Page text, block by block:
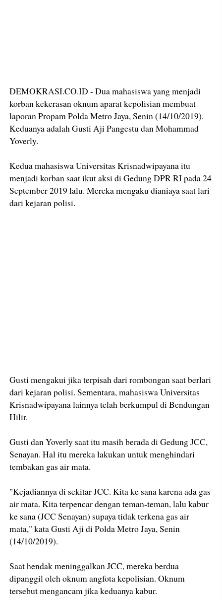
DEMOKRASI.CO.ID - Dua mahasiswa yang menjadi
korban kekerasan oknum aparat kepolisian membuat
laporan Propam Polda Metro Jaya, Senin (14/10/2019).
Keduanya adalah Gusti Aji Pangestu dan Mohammad
Yoverly.
Kedua mahasiswa Universitas Krisnadwipayana itu
menjadi korban saat ikut aksi di Gedung DPR RI pada 24
September 2019 lalu. Mereka mengaku dianiaya saat lari
dari kejaran polisi.
Gusti mengakui jika terpisah dari rombongan saat berlari
dari kejaran polisi. Sementara, mahasiswa Universitas
Krisnadwipayana lainnya telah berkumpul di Bendungan
Hilir.
Gusti dan Yoverly saat itu masih berada di Gedung JCC,
Senayan. Hal itu mereka lakukan untuk menghindari
tembakan gas air mata.
"Kejadiannya di sekitar JCC. Kita ke sana karena ada gas
air mata. Kita terpencar dengan teman-teman, lalu kabur
ke sana (JCC Senayan) supaya tidak terkena gas air
mata," kata Gusti Aji di Polda Metro Jaya, Senin
(14/10/2019).
Saat hendak meninggalkan JCC, mereka berdua
dipanggil oleh oknum angfota kepolisian. Oknum
tersebut mengancam jika keduanya kabur.